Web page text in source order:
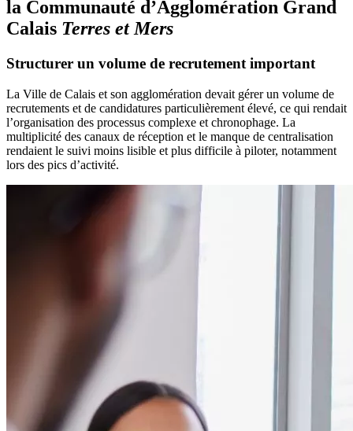
la Communauté d’Agglomération Grand
Calais Terres et Mers
Structurer un volume de recrutement important
La Ville de Calais et son agglomération devait gérer un volume de
recrutements et de candidatures particulièrement élevé, ce qui rendait
l’organisation des processus complexe et chronophage. La
multiplicité des canaux de réception et le manque de centralisation
rendaient le suivi moins lisible et plus difficile à piloter, notamment
lors des pics d’activité.